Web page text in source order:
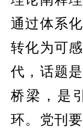
通过体系
转化为可
代，话题
桥梁，是
环。党刊